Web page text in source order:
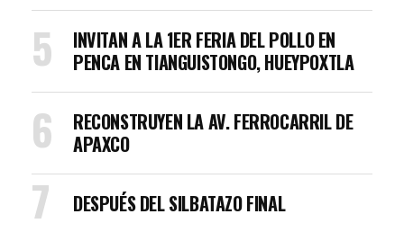
INVITAN A LA 1ER FERIA DEL POLLO EN
PENCA EN TIANGUISTONGO, HUEYPOXTLA
RECONSTRUYEN LA AV. FERROCARRIL DE
APAXCO
DESPUÉS DEL SILBATAZO FINAL